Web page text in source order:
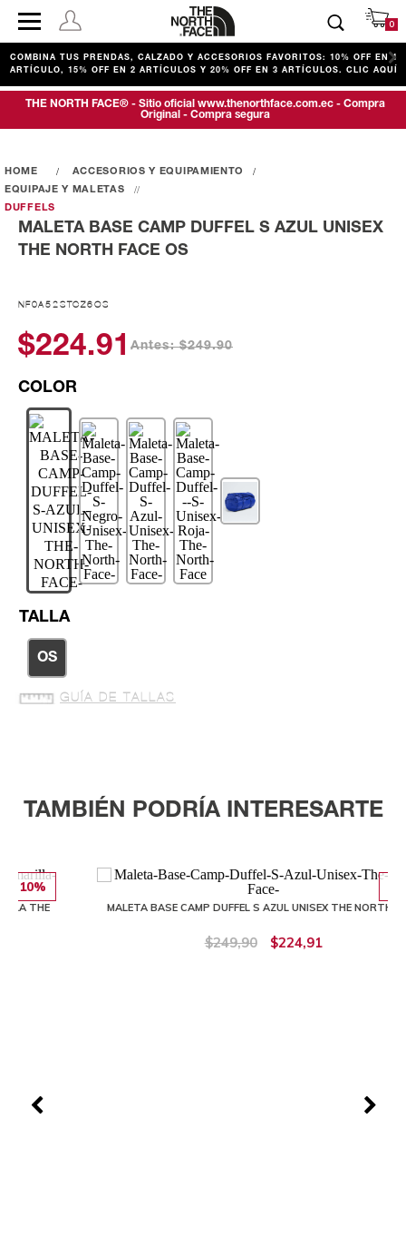
0
COMBINA TUS PRENDAS, CALZADO Y ACCESORIOS FAVORITOS: 10% OFF EN 1
ARTÍCULO, 15% OFF EN 2 ARTÍCULOS Y 20% OFF EN 3 ARTÍCULOS. CLIC AQUÍ
THE NORTH FACE® - Sitio oficial www.thenorthface.com.ec - Compra
Original - Compra segura
ACCESORIOS Y EQUIPAMIENTO
EQUIPAJE Y MALETAS
DUFFELS
MALETA BASE CAMP DUFFEL S AZUL UNISEX
THE NORTH FACE OS
NF0A52STCZ6OS
$224.91 Antes: $249.90
TALLA
OS
GUÍA DE TALLAS
TAMBIÉN PODRÍA INTERESARTE
MALETA BASE CAMP DUFFEL S AZUL UNISEX THE NORTH FACE
$224,91